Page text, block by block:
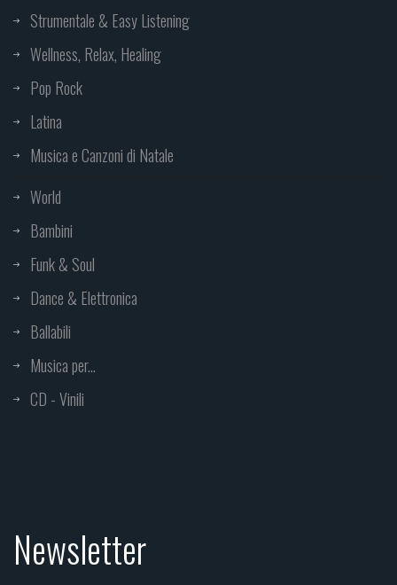
Strumentale & Easy Listening
Wellness, Relax, Healing
Pop Rock
Latina
Musica e Canzoni di Natale
World
Bambini
Funk & Soul
Dance & Elettronica
Ballabili
Musica per...
CD - Vinili
Newsletter